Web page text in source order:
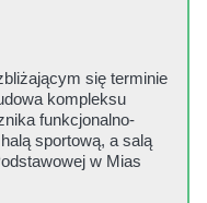
się terminie
kompleksu
funkcjonalno-
sportową, a salą
w Mias